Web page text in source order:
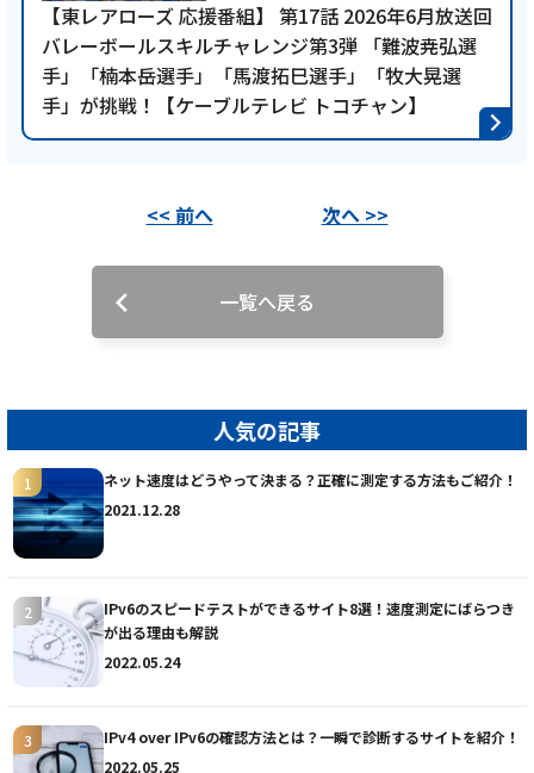
人気の記事
ネット速度はどうやって決まる？正確に測定する方法もご紹介！
2021.12.28
IPv6のスピードテストができるサイト8選！速度測定にばらつき
が出る理由も解説
2022.05.24
IPv4 over IPv6の確認方法とは？一瞬で診断するサイトを紹介！
2022.05.25
【東レアローズ 応援番組】 第17話 2026年6月放送回
バレーボールスキルチャレンジ第3弾 「難波尭弘選
手」「楠本岳選手」「馬渡拓巳選手」「牧大晃選
手」が挑戦！【ケーブルテレビ トコチャン】
<< 前へ 次へ >>
一覧へ戻る